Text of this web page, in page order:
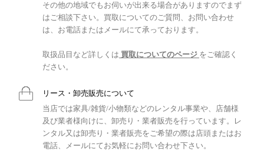
その他の地域でもお伺いが出来る場合がありますのでまず
はご相談下さい。買取についてのご質問、お問い合わせ
は、お電話またはメールにて承っております。
取扱品目など詳しくは 買取についてのページ をご確認く
ださい。
リース・卸売販売について
当店では家具/雑貨/小物類などのレンタル事業や、店舗様
及び業者様向けに、卸売り・業者販売を行っています。レ
ンタル又は卸売り・業者販売をご希望の際は店頭またはお
電話、メールにてお気軽にお問い合わせ下さい。